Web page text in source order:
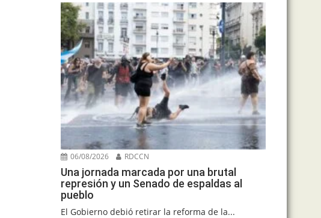
06/08/2026 RDCCN
Una jornada marcada por una brutal
represión y un Senado de espaldas al
pueblo
El Gobierno debió retirar la reforma de la...